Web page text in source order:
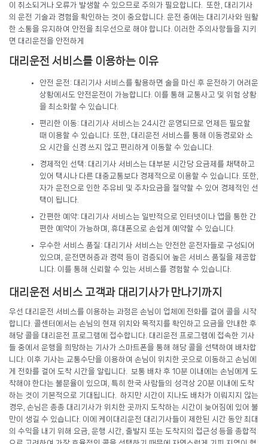
이 취소되거나 오류가 발생할 수 있으므로 주의가 필요합니다. 또한, 대리기사
의 운전 기술과 경험을 확인하는 것이 중요합니다. 운전 중에는 대리기사와 원활
한 소통을 유지하여 안전을 최우선으로 해야 합니다. 이러한 주의사항들을 지키
면 대리운전을 안전하게
대리운전 서비스를 이용하는 이유
안전 운전: 대리기사 서비스를 활용하면 술을 마신 후 운전하기 어려운
상황에서도 안전운전이 가능합니다. 이를 통해 교통사고 및 위험 상황
을 최소화할 수 있습니다.
편리한 이동: 대리기사 서비스는 24시간 운영되므로 언제든 필요할
때 이용할 수 있습니다. 또한, 대리운전 서비스를 통해 이동경로와 소
요 시간을 신경 쓰지 않고 편리하게 이동할 수 있습니다.
경제적인 선택: 대리기사 서비스는 대부분 시간당 요금제를 채택하고
있어 택시나 다른 대중교통보다 경제적으로 이용할 수 있습니다. 또한,
자가 운전으로 인한 주유비 및 주차요금을 절약할 수 있어 경제적인 선
택이 됩니다.
간편한 예약: 대리기사 서비스는 일반적으로 인터넷이나 앱을 통한 간
편한 예약이 가능하며, 휴대폰으로 손쉽게 예약할 수 있습니다.
우수한 서비스 품질: 대리기사 서비스는 안전한 운전자들로 구성되어
있으며, 운전면허증과 경력 등이 검증되어 높은 서비스 품질을 제공합
니다. 이를 통해 신뢰할 수 있는 서비스를 경험할 수 있습니다.
대리운전 서비스 고객과 대리기사가 만나기까지
우선 대리운전 서비스를 이용하는 과정은 손님이 업체에 전화를 걸어 콜을 시작
합니다. 콜센터에서는 손님의 현재 위치와 목적지를 확인하고 요금을 안내한 후
해당 콜을 대리운전 프로그램에 접수합니다. 대리운전 프로그램에 접속한 기사
들 중에서 운행을 희망하는 기사가 스마트폰을 통해 해당 콜을 선택하여 배차합
니다. 이후 기사는 교통수단을 이용하여 손님이 위치한 곳으로 이동하고 손님에
게 전화를 걸어 도착 시간을 알립니다. 보통 배차 후 10분 이내에는 손님에게 도
착해야 한다는 불문율이 있으며, 특히 한국 사람들의 성격상 20분 이내에 도착
하는 것이 기본적으로 기대됩니다. 하지만 시간이 지나도 배차가 이뤄지지 않는
경우, 손님은 종종 대리기사가 위치한 곳까지 도착하는 시간이 늦어짐에 있어 불
만이 생길 수 있습니다. 이에 케이대리운전 대리기사들이 제한된 시간 동안 최대
의 수익을 내기 위해 요금, 운행 시간, 출발지 또는 도착지의 접근성 등을 종합적